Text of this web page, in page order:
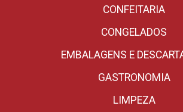
CONFEITARIA
CONGELADOS
EMBALAGENS E
GASTRONOMIA
LIMPEZA